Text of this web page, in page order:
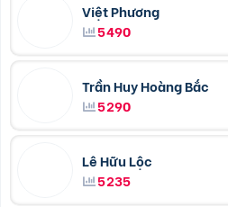
Việt Phương
5490
Trần Huy Hoàng Bắc
5290
Lê Hữu Lộc
5235